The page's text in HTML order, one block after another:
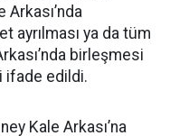
ayrılması ya da tüm
birleşmesi
ifade edildi.
Kale Arkası’na